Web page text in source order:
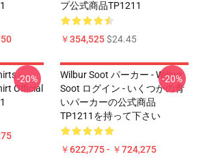
プ公式商品TP1211
￥354,525$24.45
-
Official
-20%
Wilbur Soot パーカー - Wilbur
Soot ログイン - いくつかの青
いパーカーの公式商品
TP1211を持って下さい
￥622,775 - ￥724,275
-20%